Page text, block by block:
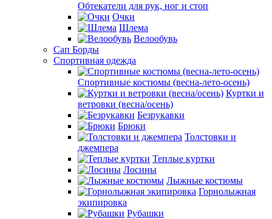
Обтекатели для рук, ног и стоп
Очки
Шлема
Велообувь
Сап Борды
Спортивная одежда
Спортивные костюмы (весна-лето-осень)
Куртки и
ветровки (весна/осень)
Безрукавки
Брюки
Толстовки и
джемпера
Теплые куртки
Лосины
Лыжные костюмы
Горнолыжная
экипировка
Рубашки